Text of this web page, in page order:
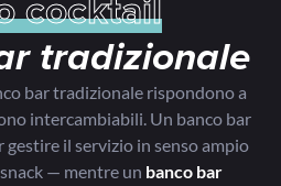
tradizionale
bar tradizionale rispondono a
intercambiabili. Un banco bar
il servizio in senso ampio
— mentre un banco bar